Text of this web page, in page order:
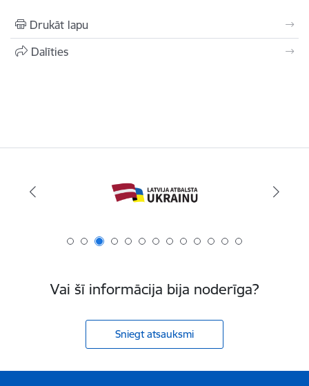
Drukāt lapu
Dalīties
Vai šī informācija bija noderīga?
Sniegt atsauksmi